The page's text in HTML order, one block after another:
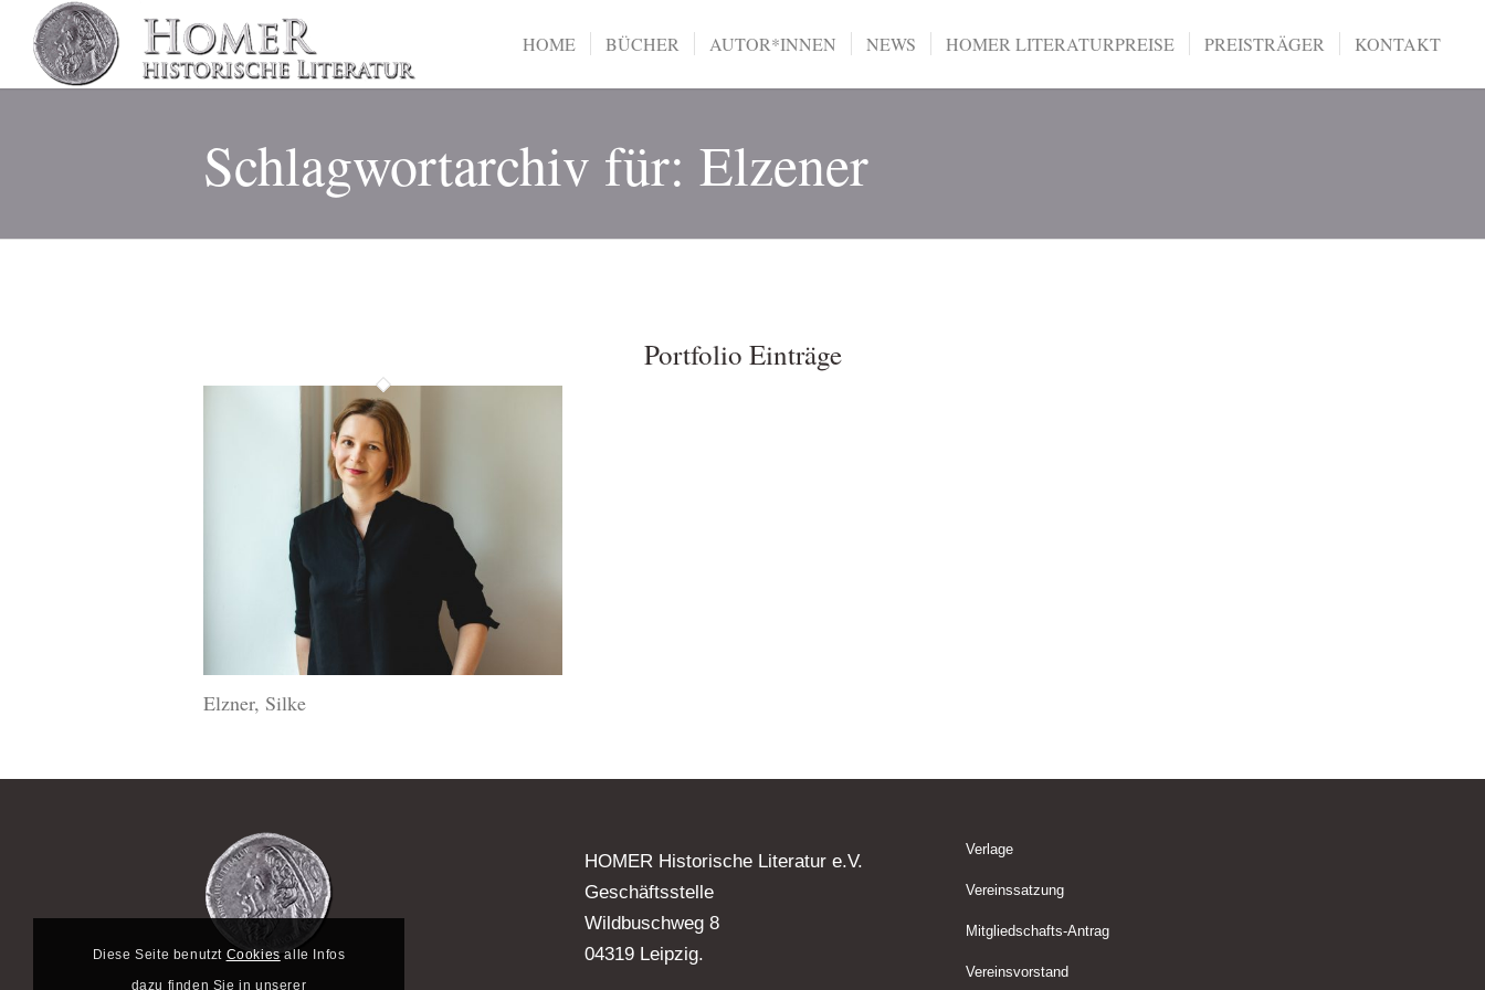
HOME BÜCHER AUTOR*INNEN NEWS HOMER LITERATURPREISE PREISTRÄGER KONTAKT
Schlagwortarchiv für: Elzener
Portfolio Einträge
Elzner, Silke
HOMER Historische Literatur e.V.
Geschäftsstelle
Wildbuschweg 8
04319 Leipzig.
Verlage
Vereinssatzung
Mitgliedschafts-Antrag
Vereinsvorstand
Diese Seite benutzt Cookiesalle Infos
dazu finden Sie in unserer